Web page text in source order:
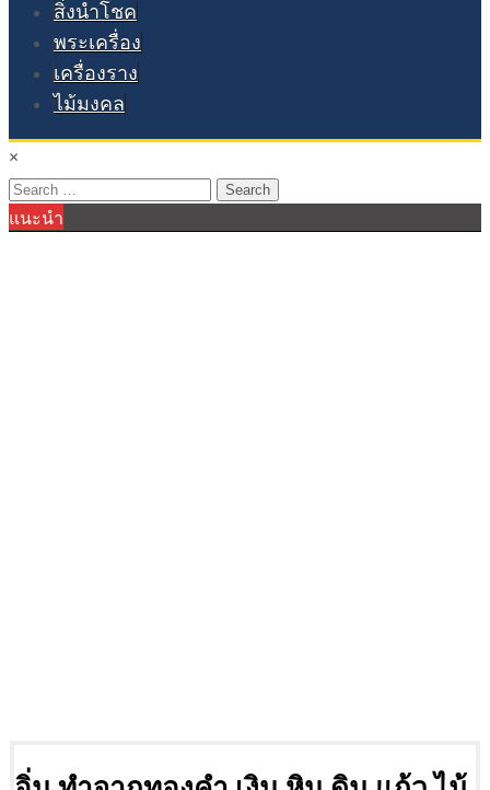
สิ่งนำโชค
พระเครื่อง
เครื่องราง
ไม้มงคล
×
Search
for:
แนะนำ